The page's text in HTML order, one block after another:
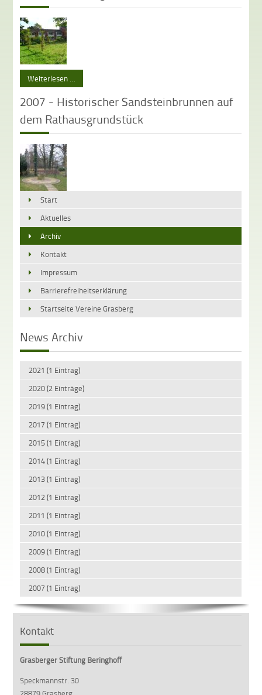
Weiterlesen …
2007 - Historischer Sandsteinbrunnen auf
dem Rathausgrundstück
Start
Aktuelles
Archiv
Kontakt
Impressum
Barrierefreiheitserklärung
Startseite Vereine Grasberg
News Archiv
2021 (1 Eintrag)
2020 (2 Einträge)
2019 (1 Eintrag)
2017 (1 Eintrag)
2015 (1 Eintrag)
2014 (1 Eintrag)
2013 (1 Eintrag)
2012 (1 Eintrag)
2011 (1 Eintrag)
2010 (1 Eintrag)
2009 (1 Eintrag)
2008 (1 Eintrag)
2007 (1 Eintrag)
Kontakt
Grasberger Stiftung Beringhoff
Speckmannstr. 30